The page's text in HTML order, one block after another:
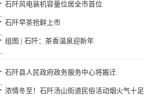
石阡风电装机容量位居全市首位
石阡早茶抢鲜上市
组图 | 石阡：茶香温泉迎新年
石阡县人民政府政务服务中心将搬迁
浓情冬至！石阡汤山街道民俗活动烟火气十足